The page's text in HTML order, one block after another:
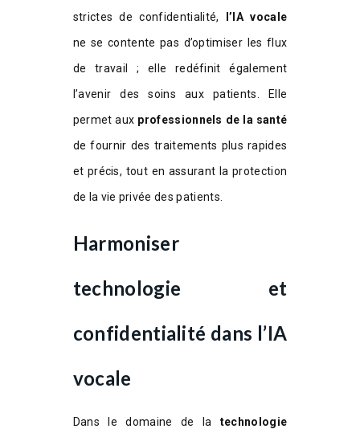
strictes de confidentialité, l’IA vocale
ne se contente pas d’optimiser les flux
de travail ; elle redéfinit également
l’avenir des soins aux patients. Elle
permet aux professionnels de la santé
de fournir des traitements plus rapides
et précis, tout en assurant la protection
de la vie privée des patients.
Harmoniser
technologie et
confidentialité dans l’IA
vocale
Dans le domaine de la technologie